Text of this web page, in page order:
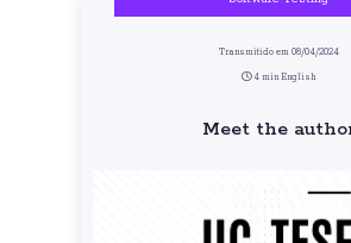
Transmitido em 08/04/2024
4 min English
Meet the